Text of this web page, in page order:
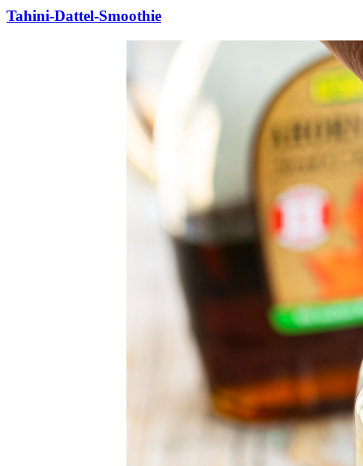
Tahini-Dattel-Smoothie